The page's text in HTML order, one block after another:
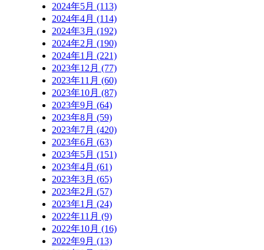
2024年5月 (113)
2024年4月 (114)
2024年3月 (192)
2024年2月 (190)
2024年1月 (221)
2023年12月 (77)
2023年11月 (60)
2023年10月 (87)
2023年9月 (64)
2023年8月 (59)
2023年7月 (420)
2023年6月 (63)
2023年5月 (151)
2023年4月 (61)
2023年3月 (65)
2023年2月 (57)
2023年1月 (24)
2022年11月 (9)
2022年10月 (16)
2022年9月 (13)